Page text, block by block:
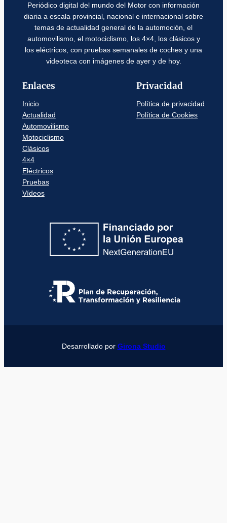
Periódico digital del mundo del Motor con información
diaria a escala provincial, nacional e internacional sobre
temas de actualidad general de la automoción, el
automovilismo, el motociclismo, los 4×4, los clásicos y
los eléctricos, con pruebas semanales de coches y una
videoteca con imágenes de ayer y de hoy.
Enlaces
Inicio
Actualidad
Automovilismo
Motociclismo
Clásicos
4×4
Eléctricos
Pruebas
Vídeos
Privacidad
Política de privacidad
Política de Cookies
Desarrollado por Girona Studio